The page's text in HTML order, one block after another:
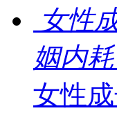
女性
姻内
女性